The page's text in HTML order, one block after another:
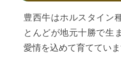
豊西牛はホルスタイン
とんどが地元十勝で生
愛情を込めて育てていま